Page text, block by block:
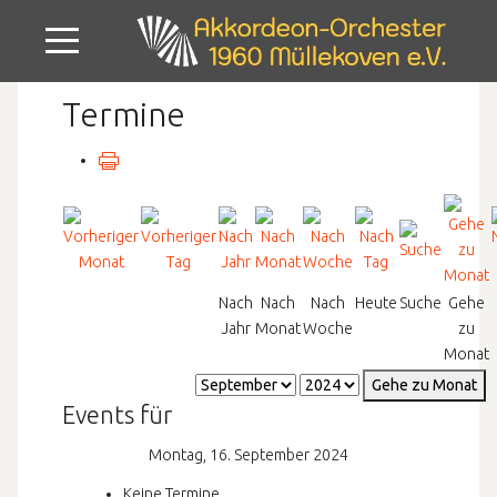
Mobile Menu Toggle
Termine
Nach
Jahr
Nach
Monat
Nach
Woche
Heute Suche Gehe
zu
Monat
Gehe zu Monat
Events für
Montag, 16. September 2024
Keine Termine